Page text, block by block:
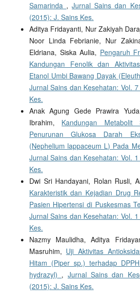
Samarinda ,Jurnal Sains dan
(2015): J. Sains Kes.
Aditya Fridayanti, Nur Zakiyah
Noor Linda Febrianie, Nur
Eldriana, Siska Aulia, Pengaruh
Kandungan Fenolik dan
Etanol Umbi Bawang Dayak
Jurnal Sains dan Kesehatan: Vol.
Kes.
Anak Agung Gede Prawira
Ibrahim, Kandungan
Penurunan Glukosa Darah
(Nephelium lappaceum L) Pada
Jurnal Sains dan Kesehatan: Vol.
Kes.
Dwi Sri Handayani, Rolan Rusli,
Karakteristik dan Kejadian Drug
Pasien Hipertensi di Puskesmas
Jurnal Sains dan Kesehatan: Vol.
Kes.
Nazmy Maulidha, Aditya
Masruhim, Uji Aktivitas
Hitam (Piper sp.) terhadap
hydrazyl) , Jurnal Sains dan
(2015): J. Sains Kes.